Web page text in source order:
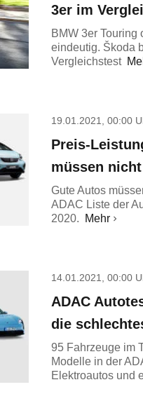
3er im
BMW 3er
eindeutig. Škoda
Vergleichstest
19.01.2021, 00:00
Preis-
müssen
Gute Autos
ADAC Liste der
2020.
Mehr
14.01.2021, 00:00
ADAC
die
95 Fahrzeuge im
Modelle in der
Elektroautos und